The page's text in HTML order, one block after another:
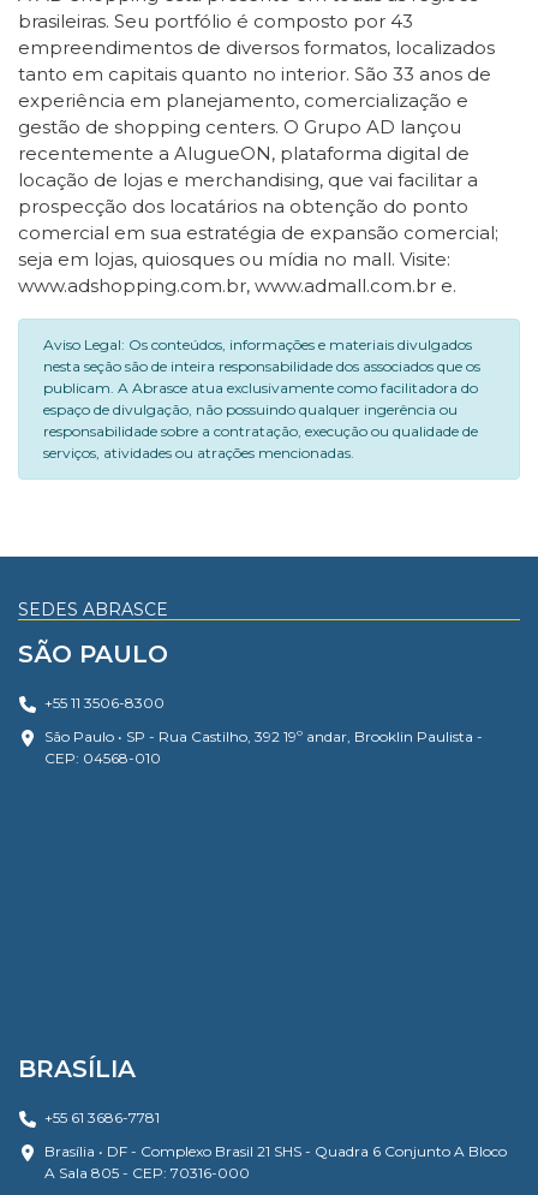
brasileiras. Seu portfólio é composto por 43
empreendimentos de diversos formatos, localizados
tanto em capitais quanto no interior. São 33 anos de
experiência em planejamento, comercialização e
gestão de shopping centers. O Grupo AD lançou
recentemente a AlugueON, plataforma digital de
locação de lojas e merchandising, que vai facilitar a
prospecção dos locatários na obtenção do ponto
comercial em sua estratégia de expansão comercial;
seja em lojas, quiosques ou mídia no mall. Visite:
www.adshopping.com.br, www.admall.com.br e.
Aviso Legal: Os conteúdos, informações e materiais divulgados
nesta seção são de inteira responsabilidade dos associados que os
publicam. A Abrasce atua exclusivamente como facilitadora do
espaço de divulgação, não possuindo qualquer ingerência ou
responsabilidade sobre a contratação, execução ou qualidade de
serviços, atividades ou atrações mencionadas.
SEDES ABRASCE
SÃO PAULO
+55 11 3506-8300
São Paulo • SP - Rua Castilho, 392 19º andar, Brooklin Paulista -
CEP: 04568-010
BRASÍLIA
+55 61 3686-7781
Brasília • DF - Complexo Brasil 21 SHS - Quadra 6 Conjunto A Bloco
A Sala 805 - CEP: 70316-000